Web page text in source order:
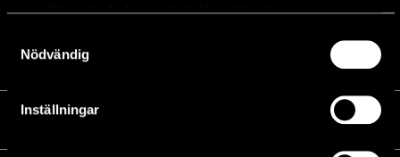
samlat in när du har använt deras tjänster.
Nödvändig
Inställningar
Kalender